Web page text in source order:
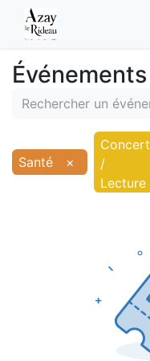
Événements
Santé ×
Concert
/
Lecture